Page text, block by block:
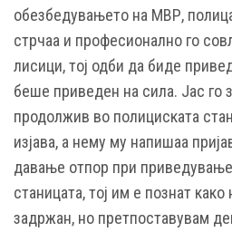
обезбедувањето на МВР,
стрчаа и професионално го
лисици, тој одби да биде
беше приведен на сила. Јас го
продолжив во полициската
изјава, а нему му напишаа
давање отпор при
станицата, тој им е познат
задржан, но претпоставувам